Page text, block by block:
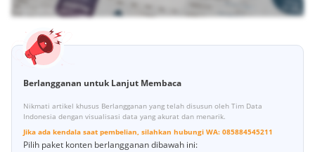
Berlangganan untuk Lanjut Membaca
Nikmati artikel khusus Berlangganan yang telah disusun oleh Tim Data
Indonesia dengan visualisasi data yang akurat dan menarik.
Jika ada kendala saat pembelian, silahkan hubungi WA: 085884545211
Pilih paket konten berlangganan dibawah ini: